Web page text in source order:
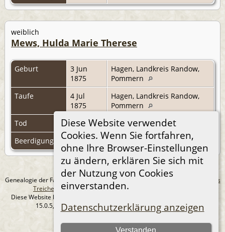
Diese Website verwendet
Cookies. Wenn Sie fortfahren,
ohne Ihre Browser-Einstellungen
zu ändern, erklären Sie sich mit
der Nutzung von Cookies
einverstanden.
Datenschutzerklärung anzeigen
Verstanden
weiblich
Mews, Hulda Marie Therese
Geburt
3 Jun
1875
Hagen, Landkreis Randow,
Pommern
Taufe
4 Jul
1875
Hagen, Landkreis Randow,
Pommern
Tod
Beerdigung
Genealogie der Familie Treichel aus Berlin. - erstellt und betreut von
Andreas
Treichel
Copyright © 2014-2026 Alle Rechte vorbehalten.
Diese Website läuft mit
15.0.5, programmiert von Darrin Lythgoe © 2001-2026.
Datenschutzerklärung